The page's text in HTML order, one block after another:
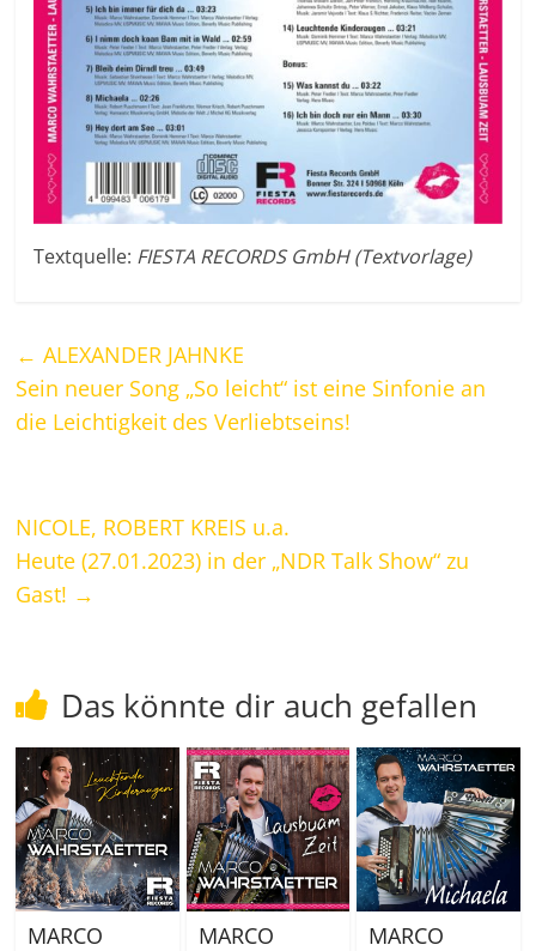
Textquelle: FIESTA RECORDS GmbH (Textvorlage)
← ALEXANDER JAHNKE
Sein neuer Song „So leicht“ ist eine Sinfonie an
die Leichtigkeit des Verliebtseins!
NICOLE, ROBERT KREIS u.a.
Heute (27.01.2023) in der „NDR Talk Show“ zu
Gast! →
Das könnte dir auch gefallen
MARCO
MARCO
MARCO